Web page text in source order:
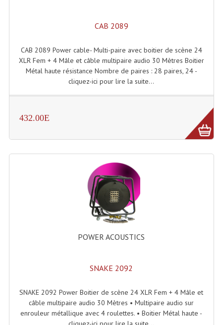
Flight-Case Pour La Lumière
Malle Flight Multi-Usage
Meubles DJ
Sacs & Housses De Transport
Valises Pour Clavier
Rack 19 Pouces Multiplis
Accessoires Flight-Case Coins Roulettes
Rack 19" STYLE VSR (capot En L)
Effets Projection Et Jet De CO2
Machines À Brouillard
CAB 2089
CAB 2089 Power cable- Multi-paire avec boitier de scène 24
XLR Fem + 4 Mâle et câble multipaire audio 30 Mètres Boitier
Métal haute résistance Nombre de paires : 28 paires, 24 -
cliquez-ici pour lire la suite...
432.00E
POWER ACOUSTICS
SNAKE 2092
SNAKE 2092 Power Boitier de scène 24 XLR Fem + 4 Mâle et
câble multipaire audio 30 Mètres • Multipaire audio sur
enrouleur métallique avec 4 roulettes. • Boitier Métal haute -